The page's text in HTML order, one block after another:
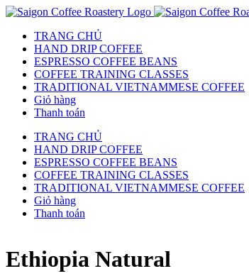
TRANG CHỦ
HAND DRIP COFFEE
ESPRESSO COFFEE BEANS
COFFEE TRAINING CLASSES
TRADITIONAL VIETNAMMESE COFFEE
Giỏ hàng
Thanh toán
TRANG CHỦ
HAND DRIP COFFEE
ESPRESSO COFFEE BEANS
COFFEE TRAINING CLASSES
TRADITIONAL VIETNAMMESE COFFEE
Giỏ hàng
Thanh toán
Ethiopia Natural